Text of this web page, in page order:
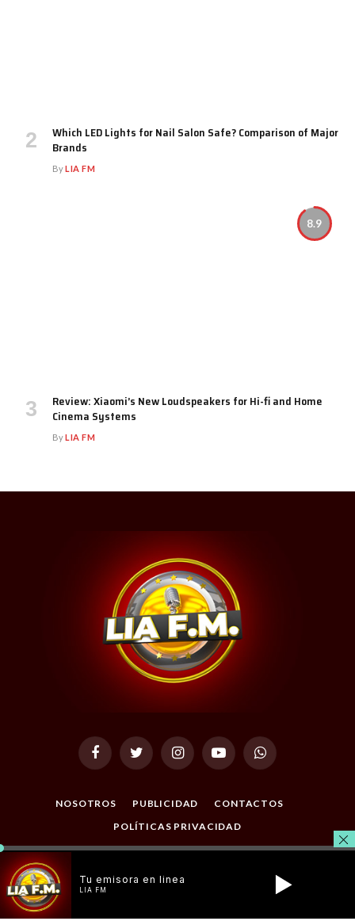
Which LED Lights for Nail Salon Safe? Comparison of Major
Brands
ByLIA FM
8.9
Review: Xiaomi’s New Loudspeakers for Hi-fi and Home
Cinema Systems
ByLIA FM
FacebookTwitter InstagramYouTubeWhatsApp
NOSOTROS PUBLICIDAD
CONTACTOS
POLÍTICAS PRIVACIDAD
© 2026 Todos los Derechos Reservados. Desarrollado por
Masterclic.Net.
Tu emisora en linea
LIA FM